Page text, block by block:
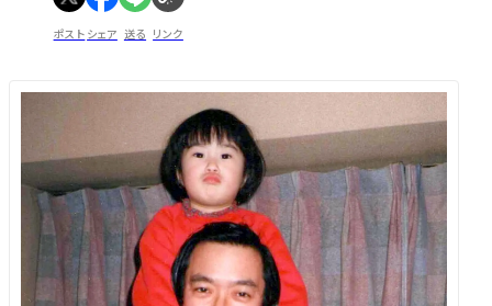
ポスト シェア 送る リンク